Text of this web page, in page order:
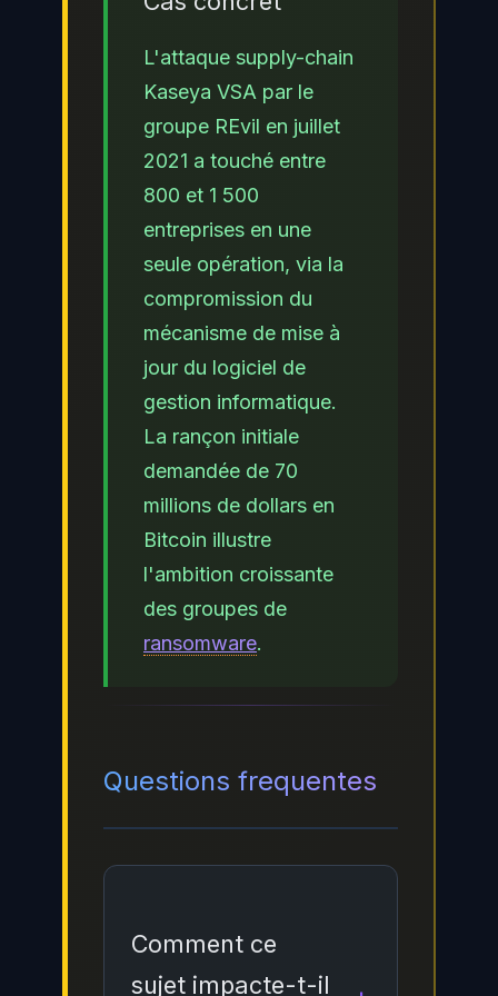
L'attaque supply-chain
Kaseya VSA par le
groupe REvil en juillet
2021 a touché entre
800 et 1 500
entreprises en une
seule opération, via la
compromission du
mécanisme de mise à
jour du logiciel de
gestion informatique.
La rançon initiale
demandée de 70
millions de dollars en
Bitcoin illustre
l'ambition croissante
des groupes de
ransomware.
Questions frequentes
Comment ce
sujet impacte-t-il